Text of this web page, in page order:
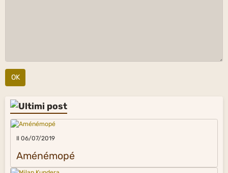
OK
Il 06/07/2019
Aménémopé